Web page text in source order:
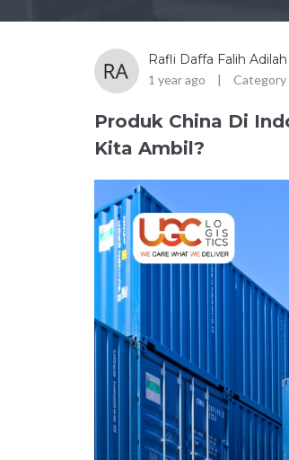
Rafli Daffa Falih Adilah
1 year ago | Category
Produk China Di
Kita Ambil?